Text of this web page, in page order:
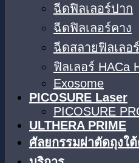
ฉีดฟิลเลอร์ปาก
ฉีดฟิลเลอร์คาง
ฉีดสลายฟิลเลอร์
ฟิลเลอร์ HACa
Exosome
PICOSURE Laser
PICOSURE
ULTHERA PRIME
ศัลยกรรมผ่าตัดถุงใ